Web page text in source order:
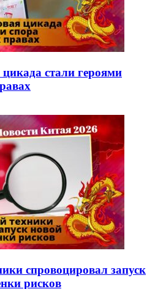
стали героями
спровоцировал запуск
рисков